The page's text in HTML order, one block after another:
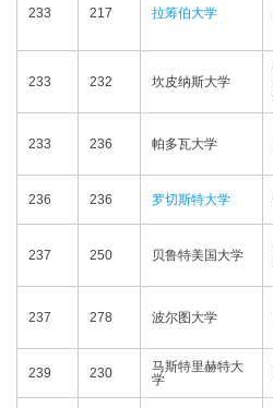
233 217 拉筹伯大学
233 232 坎皮纳斯大学
233 236 帕多瓦大学
236 236 罗切斯特大学
237 250 贝鲁特美国大学
237 278 波尔图大学
239 230
马斯特里赫特大
学